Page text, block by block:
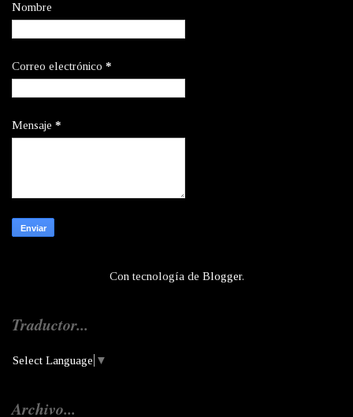
Nombre
Correo electrónico *
Mensaje *
Con tecnología de Blogger.
Traductor...
Select Language ▼
Archivo...